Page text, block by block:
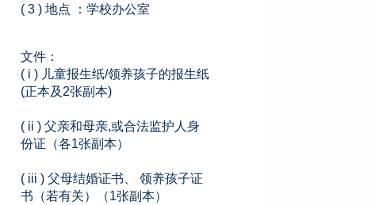
( 3 ) 地点 ：学校办公室
文件：
( i ) 儿童报生纸/领养孩子的报生纸
(正本及2张副本)
( ii ) 父亲和母亲,或合法监护人身
份证（各1张副本）
( iii ) 父母结婚证书、 领养孩子证
书（若有关）（1张副本）